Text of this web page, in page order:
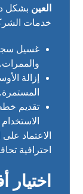
العين بشكل
خدمات
غسيل
والممرات.
إزالة
المستمرة.
تقديم
الاعتماد
احترافية